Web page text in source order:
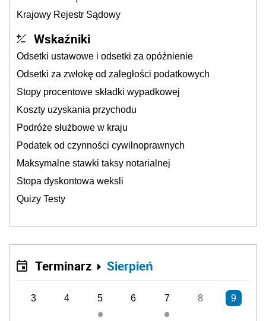
Krajowy Rejestr Sądowy
Wskaźniki
Odsetki ustawowe i odsetki za opóźnienie
Odsetki za zwłokę od zaległości podatkowych
Stopy procentowe składki wypadkowej
Koszty uzyskania przychodu
Podróże służbowe w kraju
Podatek od czynności cywilnoprawnych
Maksymalne stawki taksy notarialnej
Stopa dyskontowa weksli
Quizy Testy
Terminarz Sierpień
3 4 5 6 7 8 9